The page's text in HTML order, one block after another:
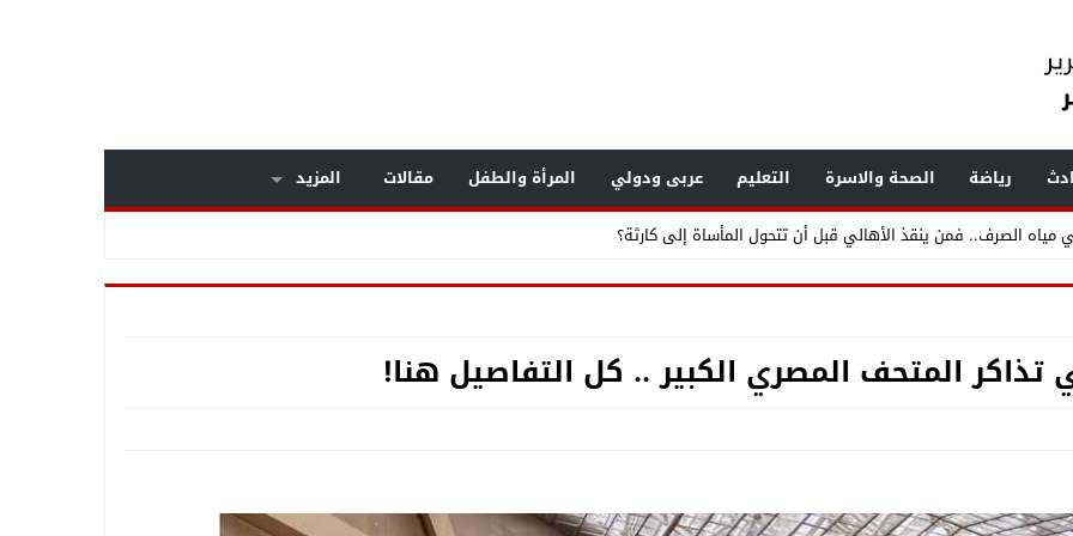
رياضة الصحة والاسرة التعليم عربى ودولي المرأة والطفل مقالات
المزيد
ومخازن الخردة ويرصد مخالفات بناء وإشغالات بالهرم والعمرانية
المتحف المصري الكبير .. كل التفاصيل هنا!